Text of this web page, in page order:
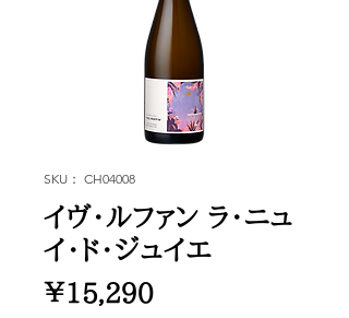
SKU： CH04008
イヴ・ルファン ラ・ニュ
イ・ド・ジュイエ
￥15,290価